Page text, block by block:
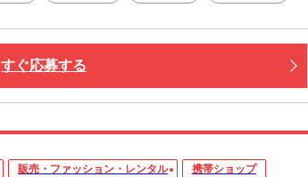
すぐ応募する
販売・ファッション・レンタル 携帯ショップ